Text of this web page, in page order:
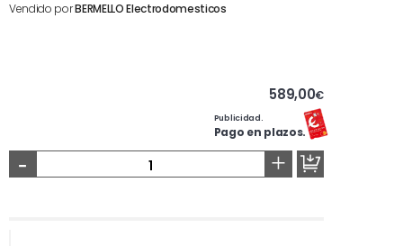
Vendido porBERMELLO Electrodomesticos
589,00€
Publicidad.
Pago en plazos.
- +